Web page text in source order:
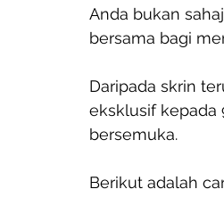
Anda bukan
bersama bagi
Daripada skrin
eksklusif kepada
bersemuka.
Berikut adalah